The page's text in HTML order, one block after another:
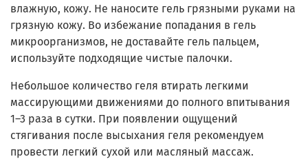
влажную, кожу. Не наносите гель грязными руками на
грязную кожу. Во избежание попадания в гель
микроорганизмов, не доставайте гель пальцем,
используйте подходящие чистые палочки.
Небольшое количество геля втирать легкими
массирующими движениями до полного впитывания
1–3 раза в сутки. При появлении ощущений
стягивания после высыхания геля рекомендуем
провести легкий сухой или масляный массаж.